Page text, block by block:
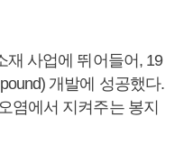
재 사업에 뛰어들어, 19
개발에 성공했다.
염에서 지켜주는 봉지